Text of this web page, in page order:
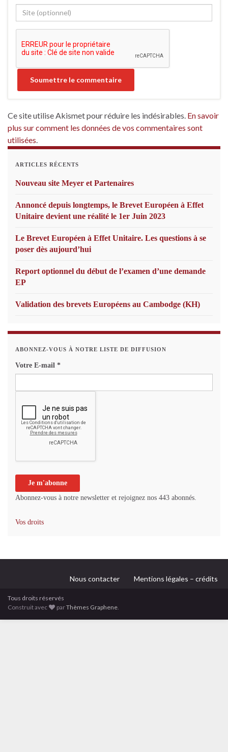
Ce site utilise Akismet pour réduire les indésirables. En savoir
plus sur comment les données de vos commentaires sont
utilisées.
ARTICLES RÉCENTS
Nouveau site Meyer et Partenaires
Annoncé depuis longtemps, le Brevet Européen à Effet
Unitaire devient une réalité le 1er Juin 2023
Le Brevet Européen à Effet Unitaire. Les questions à se
poser dès aujourd’hui
Report optionnel du début de l’examen d’une demande
EP
Validation des brevets Européens au Cambodge (KH)
ABONNEZ-VOUS À NOTRE LISTE DE DIFFUSION
Votre E-mail *
Abonnez-vous à notre newsletter et rejoignez nos 443 abonnés.
Vos droits
Nous contacter Mentions légales – crédits
Tous droits réservés
Construit avec
parThèmes Graphene